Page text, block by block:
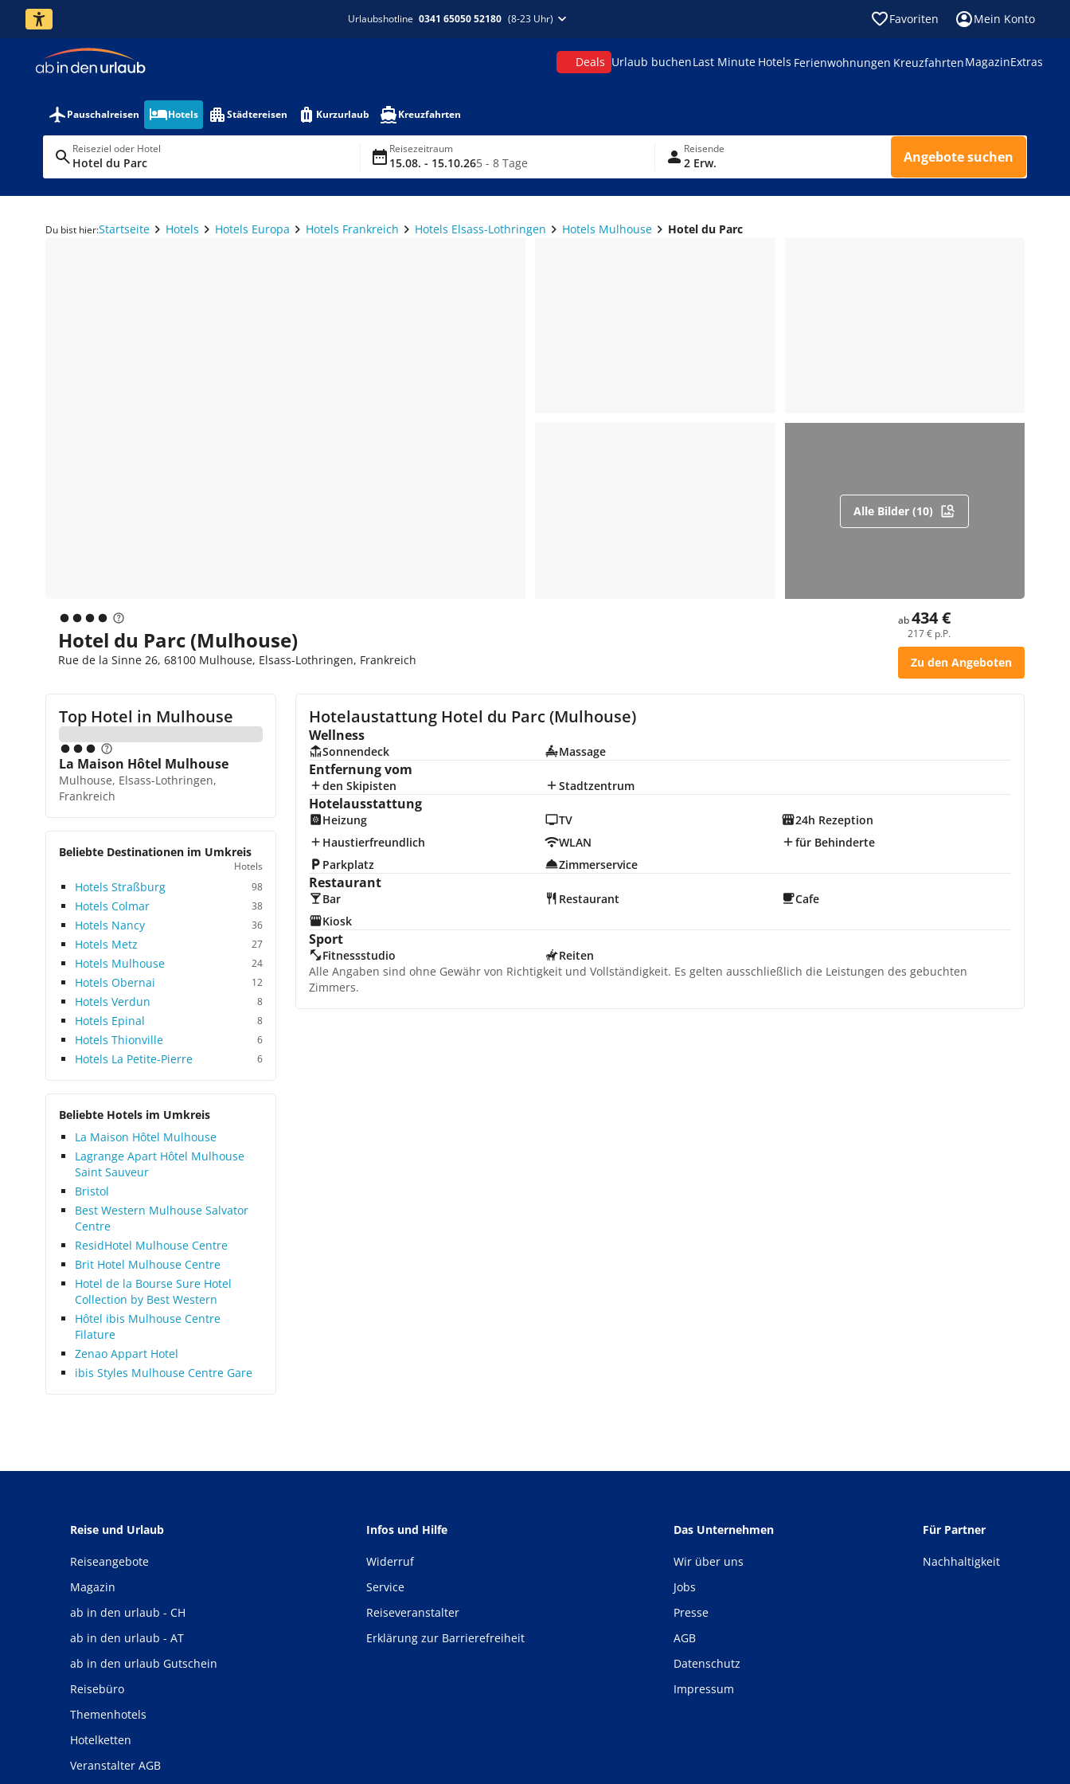
Urlaubshotline 0341 65050 52180 (8-23 Uhr) Favoriten Mein Konto
Deals Urlaub buchenLast Minute Hotels Ferienwohnungen KreuzfahrtenMagazinExtras
Pauschalreisen Hotels Städtereisen Kurzurlaub Kreuzfahrten
Reiseziel oder Hotel
Hotel du Parc
Reisezeitraum
15.08. - 15.10.265 - 8 Tage
Reisende
2 Erw. Angebote suchen
Du bist hier:Startseite Hotels Hotels Europa Hotels Frankreich Hotels Elsass-Lothringen Hotels Mulhouse Hotel du Parc
Alle Bilder (10)
Hotel du Parc (Mulhouse)
Rue de la Sinne 26, 68100 Mulhouse, Elsass-Lothringen, Frankreich
ab434 €
217 € p.P.
Zu den Angeboten
Top Hotel in Mulhouse
La Maison Hôtel Mulhouse
Mulhouse, Elsass-Lothringen,
Frankreich
Beliebte Destinationen im Umkreis
Hotels
Hotels Straßburg 98
Hotels Colmar 38
Hotels Nancy 36
Hotels Metz 27
Hotels Mulhouse 24
Hotels Obernai 12
Hotels Verdun 8
Hotels Epinal 8
Hotels Thionville 6
Hotels La Petite-Pierre 6
Beliebte Hotels im Umkreis
La Maison Hôtel Mulhouse
Lagrange Apart Hôtel Mulhouse
Saint Sauveur
Bristol
Best Western Mulhouse Salvator
Centre
ResidHotel Mulhouse Centre
Brit Hotel Mulhouse Centre
Hotel de la Bourse Sure Hotel
Collection by Best Western
Hôtel ibis Mulhouse Centre
Filature
Zenao Appart Hotel
ibis Styles Mulhouse Centre Gare
Hotelaustattung Hotel du Parc (Mulhouse)
Wellness
Sonnendeck Massage
Entfernung vom
den Skipisten Stadtzentrum
Hotelausstattung
Heizung TV
24h Rezeption
Haustierfreundlich
WLAN
für Behinderte
Parkplatz
Zimmerservice
Restaurant
Bar Restaurant
Cafe
Kiosk
Sport
Fitnessstudio
Reiten
Alle Angaben sind ohne Gewähr von Richtigkeit und Vollständigkeit. Es gelten ausschließlich die Leistungen des gebuchten
Zimmers.
Reise und Urlaub
Reiseangebote
Magazin
ab in den urlaub - CH
ab in den urlaub - AT
ab in den urlaub Gutschein
Reisebüro
Themenhotels
Hotelketten
Veranstalter AGB
Infos und Hilfe
Widerruf
Service
Reiseveranstalter
Erklärung zur Barrierefreiheit
Das Unternehmen
Wir über uns
Jobs
Presse
AGB
Datenschutz
Impressum
Für Partner
Nachhaltigkeit